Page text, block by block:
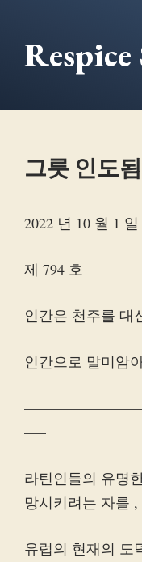
건
그릇 인도
2022 년 10 월 1 일
제 794 호
인간은 천주를 대
인간으로 말미암
—–
라틴인들의 유명
망시키려는 자를
유럽의 현재의 도